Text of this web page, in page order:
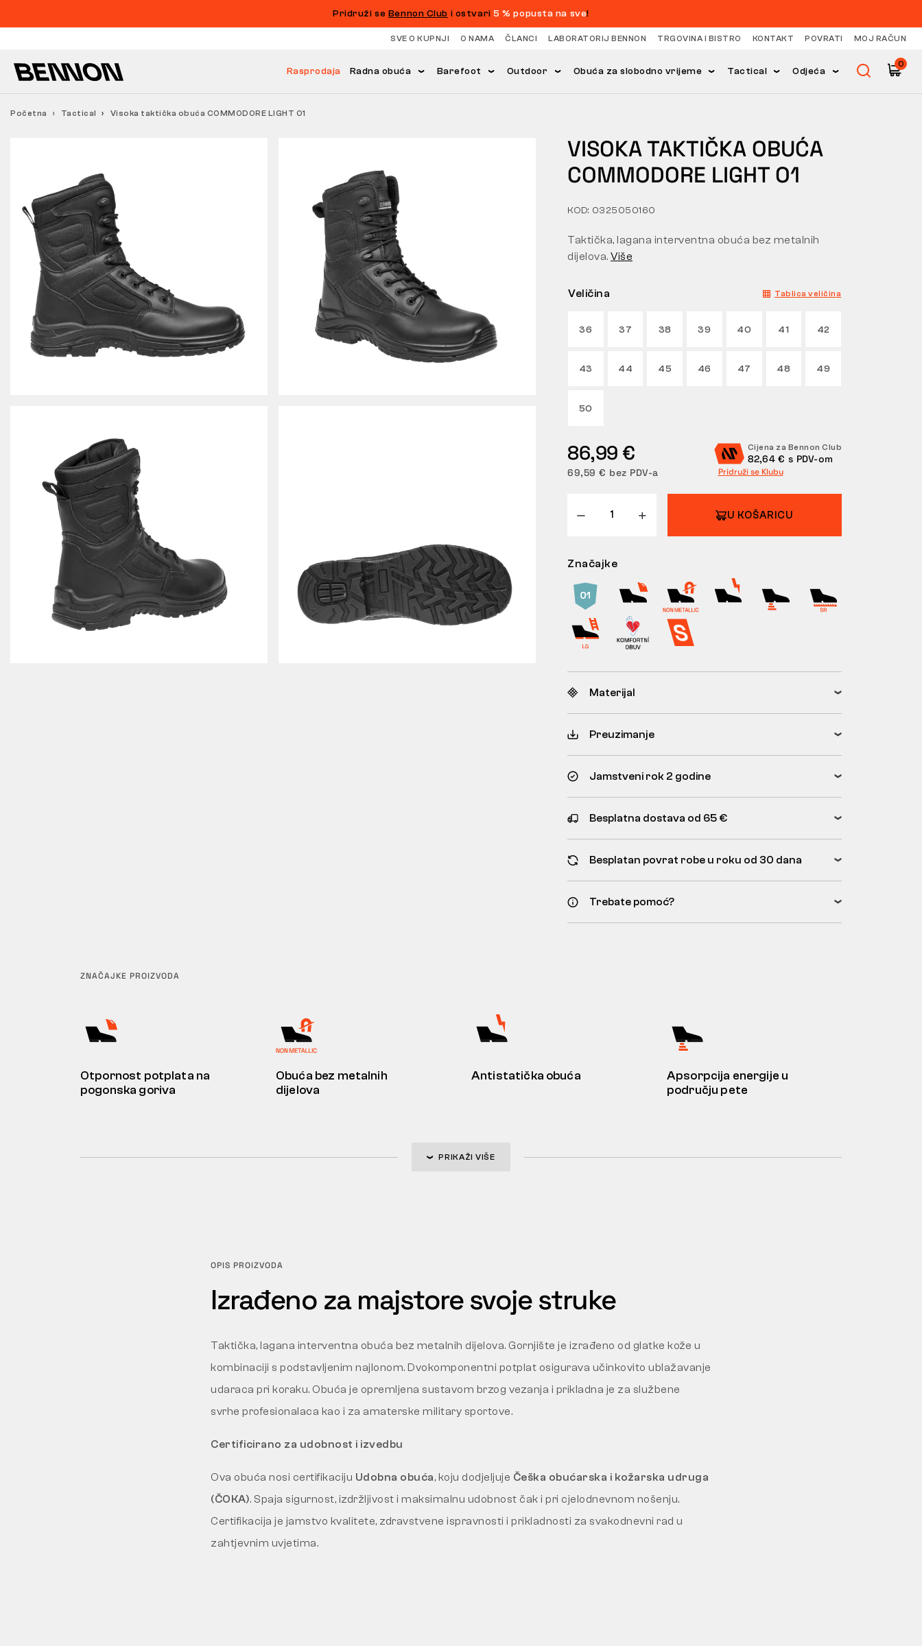
Pridruži se Bennon Club i ostvari5 % popusta na sve!
SVE O KUPNJI O NAMA ČLANCI LABORATORIJ BENNON TRGOVINA I BISTRO KONTAKT POVRATI MOJ RAČUN
Rasprodaja Radna obuća Barefoot Outdoor Obuća za slobodno vrijeme Tactical Odjeća
0
Početna Tactical Visoka taktička obuća COMMODORE LIGHT O1
VISOKA TAKTIČKA OBUĆA
COMMODORE LIGHT O1
KOD: 0325050160
Veličina Tablica veličina
36 37 38 39 40 41 42
43 44 45 46 47 48 49
50
86,99 €
69,59 € bez PDV-a
Cijena za Bennon Club
82,64 € s PDV-om
Pridruži se Klubu
U KOŠARICU
Značajke
Taktička, lagana interventna obuća bez metalnih
dijelova. Više
Materijal
Preuzimanje
Jamstveni rok 2 godine
Besplatna dostava od 65 €
Besplatan povrat robe u roku od 30 dana
Trebate pomoć?
ZNAČAJKE PROIZVODA
Otpornost potplata na
pogonska goriva
Obuća bez metalnih
dijelova
Antistatička obuća
Apsorpcija energije u
području pete
PRIKAŽI VIŠE
OPIS PROIZVODA
Izrađeno za majstore svoje struke
Taktička, lagana interventna obuća bez metalnih dijelova. Gornjište je izrađeno od glatke kože u
kombinaciji s podstavljenim najlonom. Dvokomponentni potplat osigurava učinkovito ublažavanje
udaraca pri koraku. Obuća je opremljena sustavom brzog vezanja i prikladna je za službene
svrhe profesionalaca kao i za amaterske military sportove.
Certificirano za udobnost i izvedbu
Ova obuća nosi certifikaciju Udobna obuća, koju dodjeljuje Češka obućarska i kožarska udruga
(ČOKA). Spaja sigurnost, izdržljivost i maksimalnu udobnost čak i pri cjelodnevnom nošenju.
Certifikacija je jamstvo kvalitete, zdravstvene ispravnosti i prikladnosti za svakodnevni rad u
zahtjevnim uvjetima.